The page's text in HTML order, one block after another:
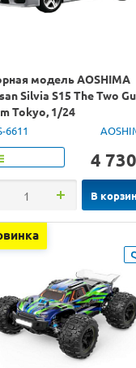
модель AOSHIMA
Silvia S15 The Two
Tokyo, 1/24
6611
4 730
В